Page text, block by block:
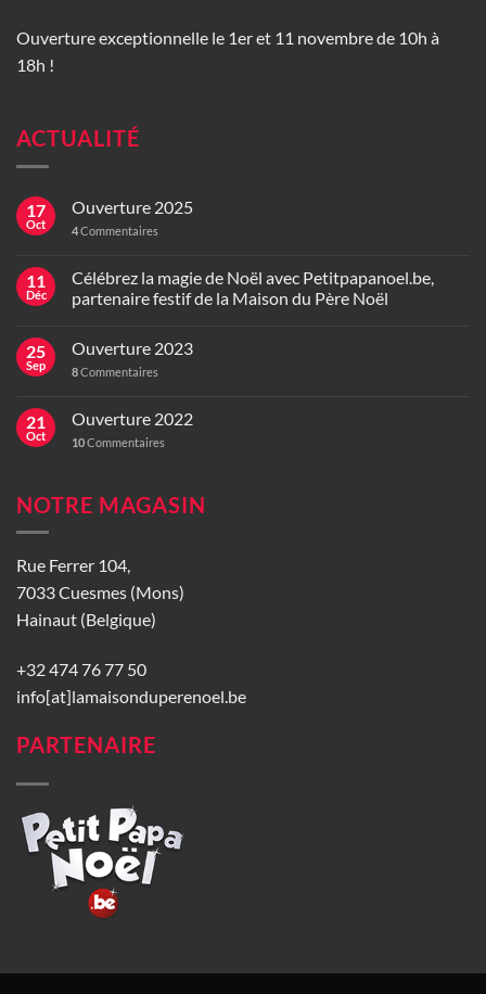
Ouverture exceptionnelle le 1er et 11 novembre de 10h à
18h !
ACTUALITÉ
17
Oct
Ouverture 2025
4Commentaires
11
Déc
Célébrez la magie de Noël avec Petitpapanoel.be,
partenaire festif de la Maison du Père Noël
25
Sep
Ouverture 2023
8Commentaires
21
Oct
Ouverture 2022
10Commentaires
NOTRE MAGASIN
Rue Ferrer 104,
7033 Cuesmes (Mons)
Hainaut (Belgique)
+32 474 76 77 50
info[at]lamaisonduperenoel.be
PARTENAIRE